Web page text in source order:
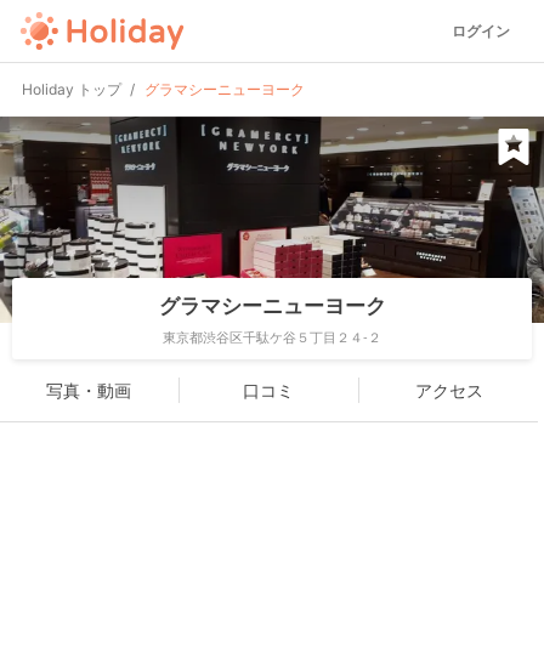
ログイン
Holiday トップ グラマシーニューヨーク
グラマシーニューヨーク
東京都渋谷区千駄ケ谷５丁目２４-２
写真・動画 口コミ アクセス